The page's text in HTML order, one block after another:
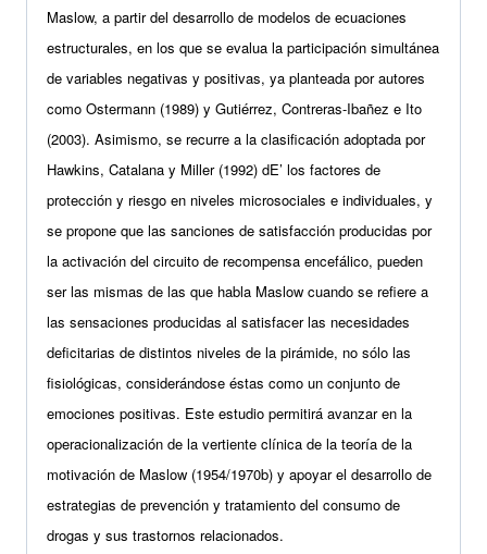
Maslow, a partir del desarrollo de modelos de ecuaciones
estructurales, en los que se evalua la participación simultánea
de variables negativas y positivas, ya planteada por autores
como Ostermann (1989) y Gutiérrez, Contreras-Ibañez e Ito
(2003). Asimismo, se recurre a la clasificación adoptada por
Hawkins, Catalana y Miller (1992) dE’ los factores de
protección y riesgo en niveles microsociales e individuales, y
se propone que las sanciones de satisfacción producidas por
la activación del circuito de recompensa encefálico, pueden
ser las mismas de las que habla Maslow cuando se refiere a
las sensaciones producidas al satisfacer las necesidades
deficitarias de distintos niveles de la pirámide, no sólo las
fisiológicas, considerándose éstas como un conjunto de
emociones positivas. Este estudio permitirá avanzar en la
operacionalización de la vertiente clínica de la teoría de la
motivación de Maslow (1954/1970b) y apoyar el desarrollo de
estrategias de prevención y tratamiento del consumo de
drogas y sus trastornos relacionados.